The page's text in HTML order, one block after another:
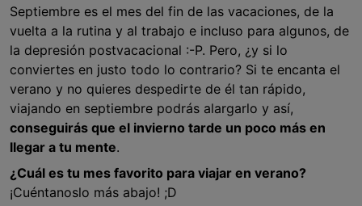
Septiembre es el mes del fin de las vacaciones, de la
vuelta a la rutina y al trabajo e incluso para algunos, de
la depresión postvacacional :-P. Pero, ¿y si lo
conviertes en justo todo lo contrario? Si te encanta el
verano y no quieres despedirte de él tan rápido,
viajando en septiembre podrás alargarlo y así,
conseguirás que el invierno tarde un poco más en
llegar a tu mente.
¿Cuál es tu mes favorito para viajar en verano?
¡Cuéntanoslo más abajo! ;D